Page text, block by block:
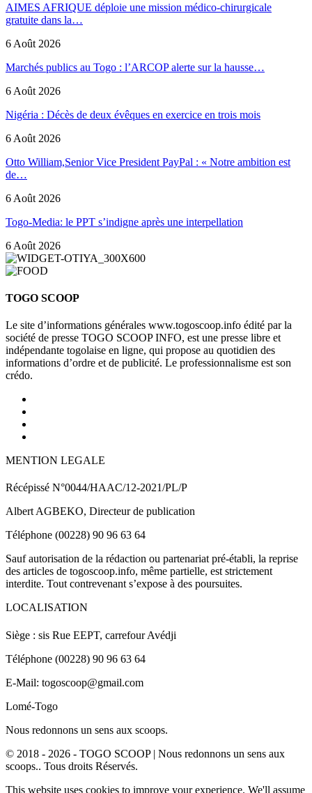
AIMES AFRIQUE déploie une mission médico-chirurgicale
gratuite dans la…
6 Août 2026
Marchés publics au Togo : l’ARCOP alerte sur la hausse…
6 Août 2026
Nigéria : Décès de deux évêques en exercice en trois mois
6 Août 2026
Otto William,Senior Vice President PayPal : « Notre ambition est
de…
6 Août 2026
Togo-Media: le PPT s’indigne après une interpellation
6 Août 2026
TOGO SCOOP
Le site d’informations générales www.togoscoop.info édité par la
société de presse TOGO SCOOP INFO, est une presse libre et
indépendante togolaise en ligne, qui propose au quotidien des
informations d’ordre et de publicité. Le professionnalisme est son
crédo.
MENTION LEGALE
Récépissé N°0044/HAAC/12-2021/PL/P
Albert AGBEKO, Directeur de publication
Téléphone (00228) 90 96 63 64
Sauf autorisation de la rédaction ou partenariat pré-établi, la reprise
des articles de togoscoop.info, même partielle, est strictement
interdite. Tout contrevenant s’expose à des poursuites.
LOCALISATION
Siège : sis Rue EEPT, carrefour Avédji
Téléphone (00228) 90 96 63 64
E-Mail: togoscoop@gmail.com
Lomé-Togo
Nous redonnons un sens aux scoops.
© 2018 - 2026 - TOGO SCOOP | Nous redonnons un sens aux
scoops.. Tous droits Réservés.
This website uses cookies to improve your experience. We'll assume